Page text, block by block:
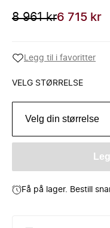
8 961 kr6 715 kr
Legg til i favoritter
VELG STØRRELSE
Velg din størrelse
Få på lager. Bestill